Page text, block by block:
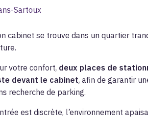
Sartoux
cabinet se trouve dans un quartier
votre confort, deux places de
devant le cabinet, afin de garantir
recherche de parking.
est discrète, l’environnement